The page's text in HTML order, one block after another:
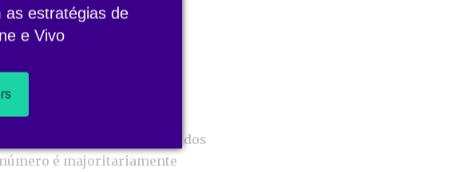
as estratégias de
e Vivo
dos brasileiros, com 52% dos
é majoritariamente